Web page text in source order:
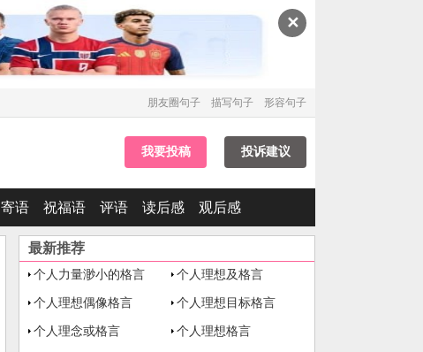
✕
形容句子
描写句子
朋友圈句子
我要投稿 投诉建议
寄语 祝福语 评语 读后感 观后感
最新推荐
个人力量渺小的格言 个人理想及格言
个人理想偶像格言 个人理想目标格言
个人理念或格言 个人理想格言